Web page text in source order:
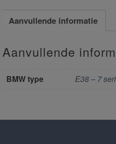
Aanvullende informatie
Aanvullende
BMW type E38 – 7